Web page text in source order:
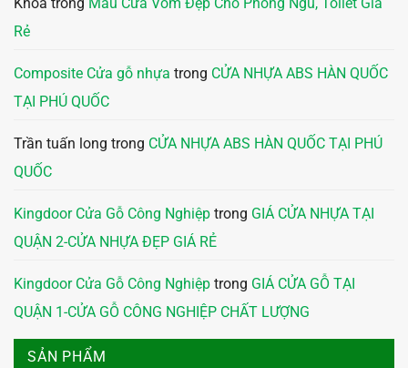
Rẻ
Composite Cửa gỗ nhựa trong CỬA NHỰA ABS HÀN QUỐC
TẠI PHÚ QUỐC
Trần tuấn long trong CỬA NHỰA ABS HÀN QUỐC TẠI PHÚ
QUỐC
Kingdoor Cửa Gỗ Công Nghiệp trong GIÁ CỬA NHỰA TẠI
QUẬN 2-CỬA NHỰA ĐẸP GIÁ RẺ
Kingdoor Cửa Gỗ Công Nghiệp trong GIÁ CỬA GỖ TẠI
QUẬN 1-CỬA GỖ CÔNG NGHIỆP CHẤT LƯỢNG
SẢN PHẨM